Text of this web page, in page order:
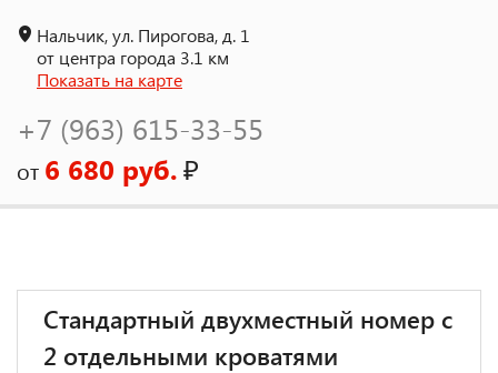
Нальчик, ул. Пирогова, д. 1
от центра города 3.1 км
Показать на карте
+7 (963) 615-33-55
от 6 680 руб.₽
Стандартный двухместный номер с
2 отдельными кроватями